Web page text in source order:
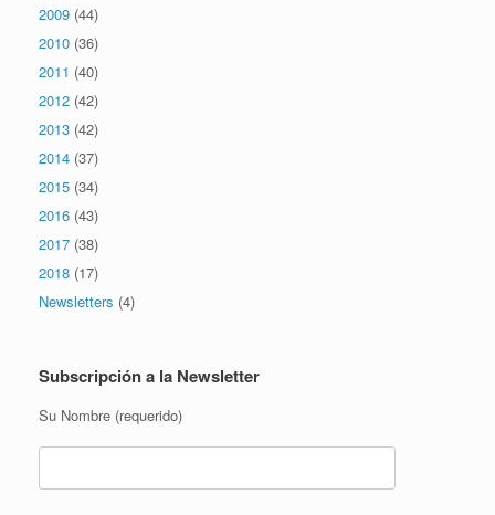
2009 (44)
2010 (36)
2011 (40)
2012 (42)
2013 (42)
2014 (37)
2015 (34)
2016 (43)
2017 (38)
2018 (17)
Newsletters (4)
Subscripción a la Newsletter
Su Nombre (requerido)